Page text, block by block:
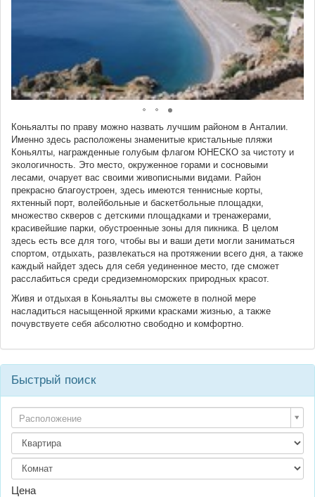
Коньяалты по праву можно назвать лучшим районом в Анталии.
Именно здесь расположены знаменитые кристальные пляжи
Коньялты, награжденные голубым флагом ЮНЕСКО за чистоту и
экологичность. Это место, окруженное горами и сосновыми
лесами, очарует вас своими живописными видами. Район
прекрасно благоустроен, здесь имеются теннисные корты,
яхтенный порт, волейбольные и баскетбольные площадки,
множество скверов с детскими площадками и тренажерами,
красивейшие парки, обустроенные зоны для пикника. В целом
здесь есть все для того, чтобы вы и ваши дети могли заниматься
спортом, отдыхать, развлекаться на протяжении всего дня, а также
каждый найдет здесь для себя уединенное место, где сможет
расслабиться среди средиземноморских природных красот.
Живя и отдыхая в Коньяалты вы сможете в полной мере
насладиться насыщенной яркими красками жизнью, а также
почувствуете себя абсолютно свободно и комфортно.
Быстрый поиск
Расположение
Цена